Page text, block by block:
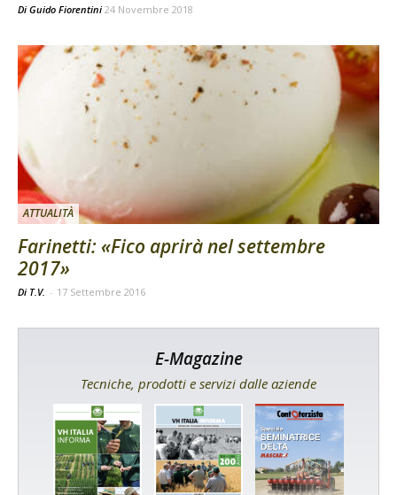
Di Guido Fiorentini 24 Novembre 2018
ATTUALITÀ
Farinetti: «Fico aprirà nel settembre
2017»
Di T.V. - 17 Settembre 2016
E-Magazine
Tecniche, prodotti e servizi dalle aziende